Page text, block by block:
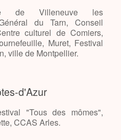
de Villeneuve les
du Tarn, Conseil
culturel de Comiers,
Muret, Festival
ville de Montpellier.
d'Azur
"Tous des mômes",
CCAS Arles.